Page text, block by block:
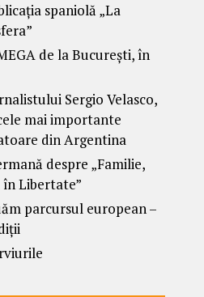
spaniolă „La
de la București, în
Sergio Velasco,
mai importante
din Argentina
despre „Familie,
Libertate”
parcursul european –